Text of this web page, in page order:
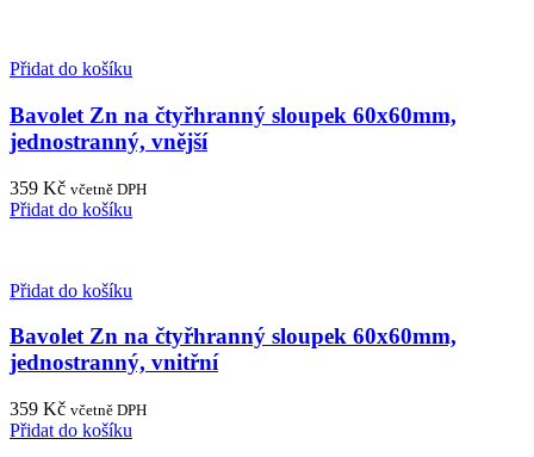
Přidat do košíku
Bavolet Zn na čtyřhranný sloupek 60x60mm,
jednostranný, vnější
359 Kč včetně DPH
Přidat do košíku
Přidat do košíku
Bavolet Zn na čtyřhranný sloupek 60x60mm,
jednostranný, vnitřní
359 Kč včetně DPH
Přidat do košíku